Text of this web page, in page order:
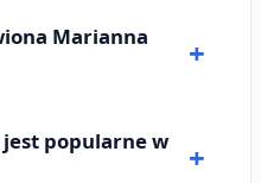
Marianna
popularne w